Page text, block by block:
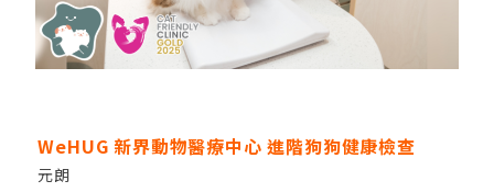
WeHUG 新界動物醫療中心 進階狗狗健康檢查
元朗